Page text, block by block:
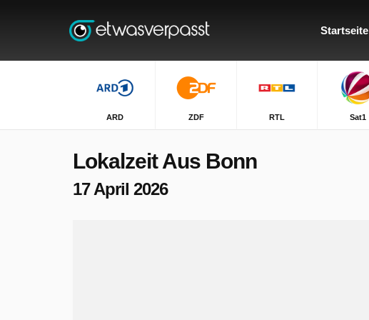
Startseite
ARD ZDF RTL Sat1
Lokalzeit Aus Bonn
17 April 2026